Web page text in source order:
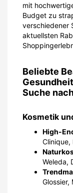
mit
Budget zu
verschiedener
aktuellsten
Beliebte
Suche
Kosmetik
High-
Clinique,
Weleda,
Glossier,